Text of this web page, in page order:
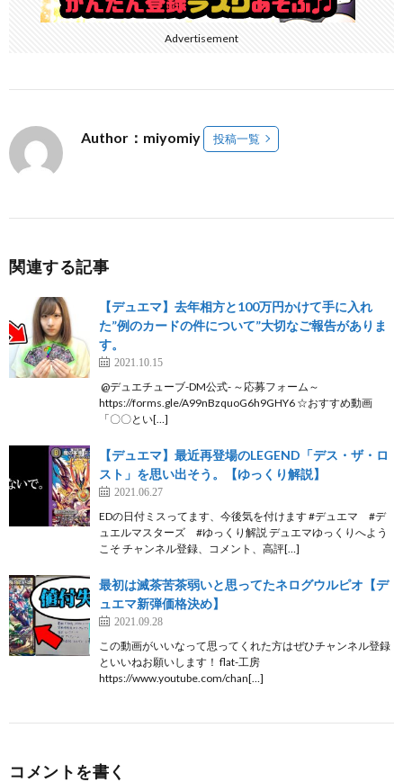
Advertisement
Author：miyomiy 投稿一覧
関連する記事
【デュエマ】去年相方と100万円かけて手に入れ
た”例のカードの件について”大切なご報告がありま
す。
2021.10.15
​ @デュエチューブ-DM公式- ～応募フォーム～
https://forms.gle/A99nBzquoG6h9GHY6 ☆おすすめ動画
「〇〇とい[…]
【デュエマ】最近再登場のLEGEND「デス・ザ・ロ
スト」を思い出そう。【ゆっくり解説】
2021.06.27
EDの日付ミスってます、今後気を付けます #デュエマ #デ
ュエルマスターズ #ゆっくり解説 デュエマゆっくりへよう
こそ チャンネル登録、コメント、高評[…]
最初は滅茶苦茶弱いと思ってたネログウルピオ【デ
ュエマ新弾価格決め】
2021.09.28
この動画がいいなって思ってくれた方はぜひチャンネル登録
といいねお願いします！ flat-工房
https://www.youtube.com/chan[…]
コメントを書く